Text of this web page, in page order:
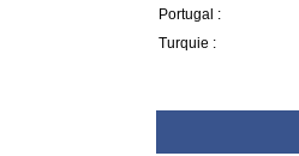
Portugal :
Turquie :